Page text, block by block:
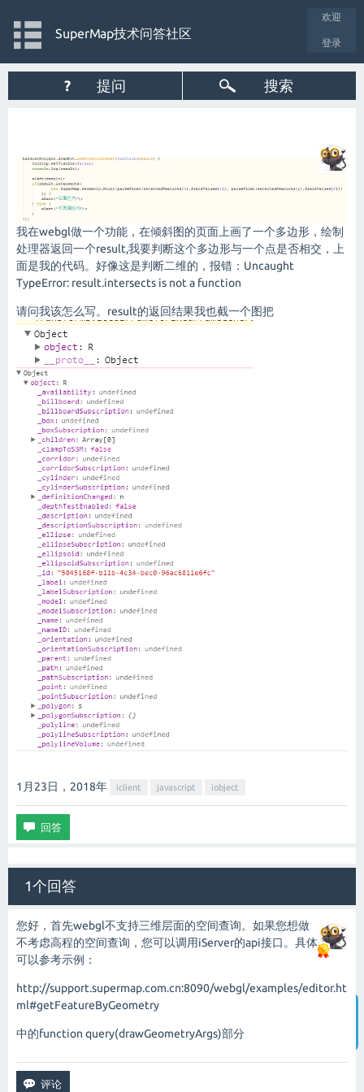
欢迎
登录
SuperMap技术问答社区
? 提问 搜索
我在webgl做一个功能，在倾斜图的页面上画了一个多边形，绘制
处理器返回一个result,我要判断这个多边形与一个点是否相交，上
面是我的代码。好像这是判断二维的，报错：Uncaught
TypeError: result.intersects is not a function
请问我该怎么写。result的返回结果我也截一个图把
1月23日，2018年 iclient javascript iobject
1个回答
您好，首先webgl不支持三维层面的空间查询。如果您想做
不考虑高程的空间查询，您可以调用iServer的api接口。具体
可以参考示例：
http://support.supermap.com.cn:8090/webgl/examples/editor.ht
ml#getFeatureByGeometry
中的function query(drawGeometryArgs)部分